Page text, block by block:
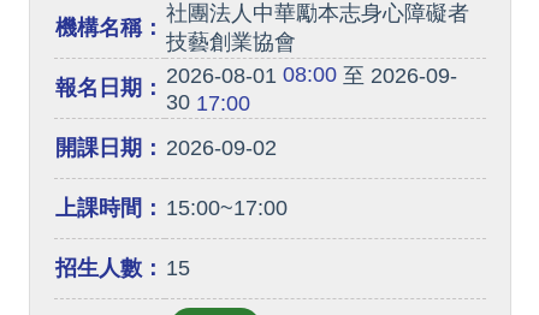
機構名稱：
社團法人中華勵本志身心障礙者
技藝創業協會
報名日期： 2026-08-01 08:00至 2026-09-
3017:00
開課日期： 2026-09-02
上課時間： 15:00~17:00
招生人數： 15